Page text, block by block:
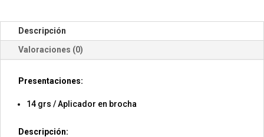
Descripción
Valoraciones (0)
Presentaciones:
14 grs / Aplicador en brocha
Descripción: